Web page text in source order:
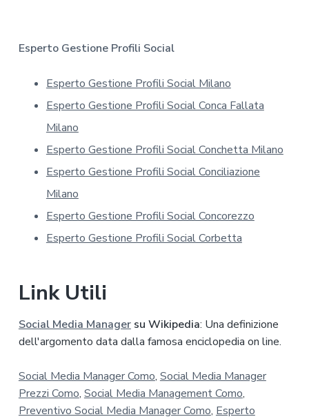
t
a
Esperto Gestione Profili Social
Esperto Gestione Profili Social Milano
Esperto Gestione Profili Social Conca Fallata
Milano
Esperto Gestione Profili Social Conchetta Milano
Esperto Gestione Profili Social Conciliazione
Milano
Esperto Gestione Profili Social Concorezzo
Esperto Gestione Profili Social Corbetta
Link Utili
Social Media Managersu Wikipedia: Una definizione
dell'argomento data dalla famosa enciclopedia on line.
Social Media Manager Como, Social Media Manager
Prezzi Como, Social Media Management Como,
Preventivo Social Media Manager Como, Esperto